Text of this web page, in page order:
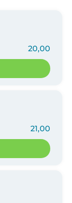
20,00
21,00